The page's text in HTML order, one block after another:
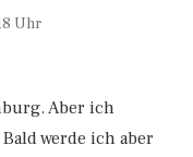
Uhr
Aber ich
werde ich aber